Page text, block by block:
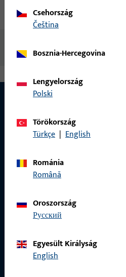
Letöltések
Nincs elérhető tartalom
KAPCSOLAT
Csehország
čeština
Bosznia-Hercegovina
Lengyelország
Polski
Törökország
Türkçe | English
Románia
Română
Oroszország
русский
Egyesült Királyság
English